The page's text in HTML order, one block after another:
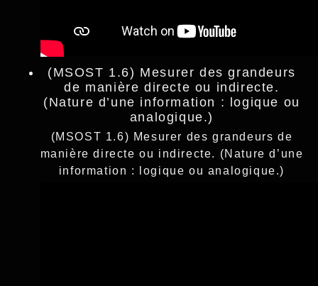
(MSOST 1.6) Mesurer des grandeurs
de manière directe ou indirecte.
(Nature d’une information : logique ou
analogique.)
(MSOST 1.6) Mesurer des grandeurs de
manière directe ou indirecte. (Nature d’une
information : logique ou analogique.)